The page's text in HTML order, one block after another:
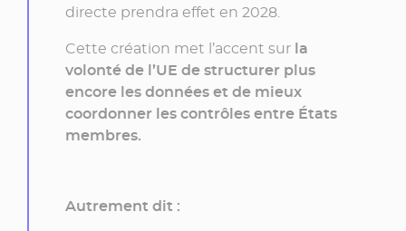
directe prendra effet en 2028.
Cette création met l’accent sur la
volonté de l’UE de structurer plus
encore les données et de mieux
coordonner les contrôles entre États
membres.
Autrement dit :